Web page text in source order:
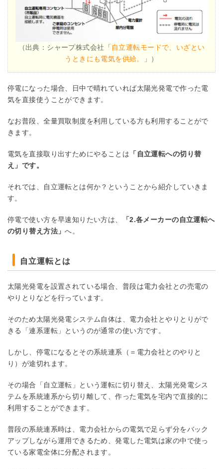
（出典：シャープ株式会社「 自立運転モードで、いざとい
うときにも電気を供給。
」）
停電になった場合、日中で晴れていれば太陽光発電で作った電
気を直接使うことができます。
なお普段、全量買取制度を利用している方も利用することがで
きます。
電気を直接取り出すためにやることは 「自立運転への切り替
え」です。
それでは、自立運転とは何か？ということから紹介していきま
す。
停電で使い方を早速知りたい方は、
「2.各メーカーの自立運転へ
の切り替え方法」へ。
自立運転とは
太陽光発電を設置されている場合、普段は電力会社との売電の
やりとりなどを行っています。
そのため太陽光発電システム自体は、電力会社とやりとりがで
きる「連系運転」というのが通常の使い方です。
しかし、停電になるとその系統連系（＝電力会社とのやりと
り）が途切れます。
その場合「自立運転」という運転に切り替え、太陽光発電シス
テムを系統連系から切り離して、作った電気を宅内で直接的に
利用することができます。
普段の系統連系時は、電力会社からの電気で足らず分をバック
アップしながら運用できるため、発電した電気は家の中で使っ
ている家電全体に分配されます。